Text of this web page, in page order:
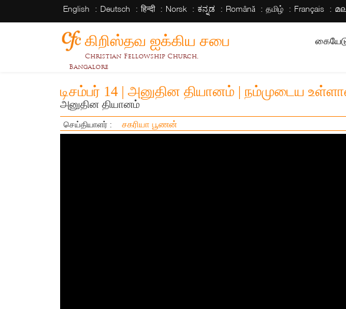
English Deutsch हिन्दी Norsk ಕನ್ನಡ Română தமிழ் Français
கிறிஸ்தவ ஐக்கிய சபை
Christian Fellowship Church,
Bangalore
டிசம்பர் 14 | அனுதின தியானம் | நம்முடைய
அனுதின தியானம்
செய்தியாளர் : சகரியா பூணன்